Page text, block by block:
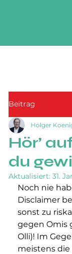
Beitrag
Hör’
du
Holger
Aktualisiert:31.
Noch nie
Disclaimer
sonst zu
gegen Omis
Olli)! Im
meistens die